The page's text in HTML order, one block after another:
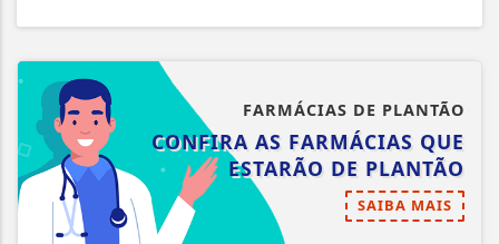
FARMÁCIAS DE PLANTÃO
CONFIRA AS FARMÁCIAS QUE
ESTARÃO DE PLANTÃO
SAIBA MAIS